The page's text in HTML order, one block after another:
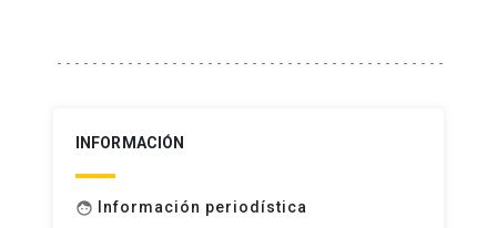
INFORMACIÓN
face Información periodística